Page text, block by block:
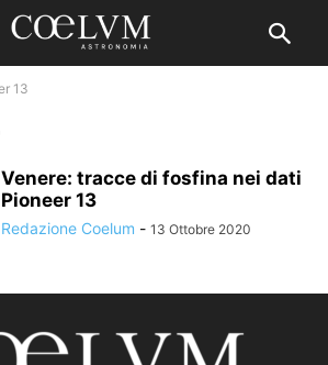
13
Venere: tracce di fosfina nei dati
Pioneer 13
Redazione Coelum - 13 Ottobre 2020